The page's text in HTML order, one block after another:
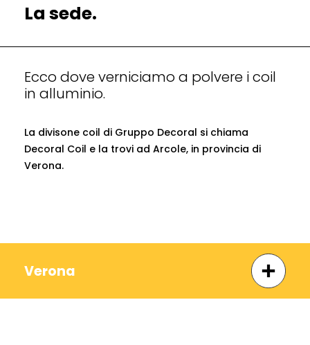
La sede.
Ecco dove verniciamo a polvere i coil
in alluminio.
La divisone coil di Gruppo Decoral si chiama
Decoral Coil e la trovi ad Arcole, in provincia di
Verona.
Verona